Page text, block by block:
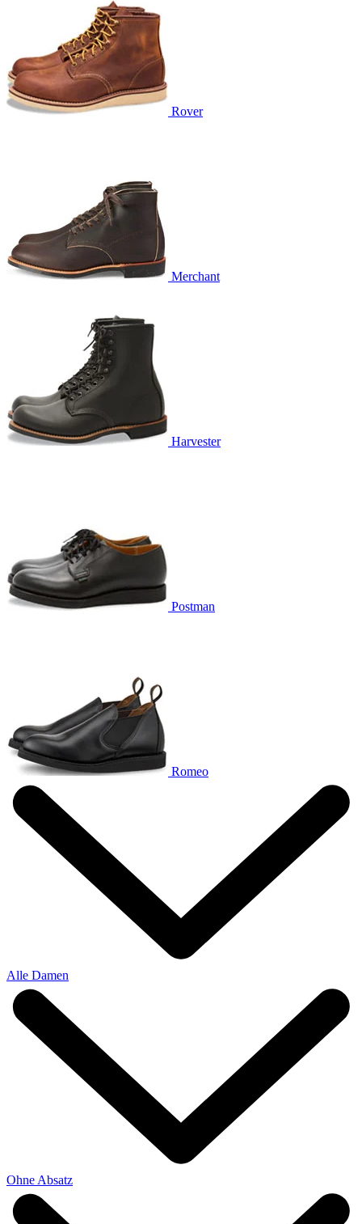
Rover
Merchant
Harvester
Postman
Romeo
Alle Damen
Ohne Absatz